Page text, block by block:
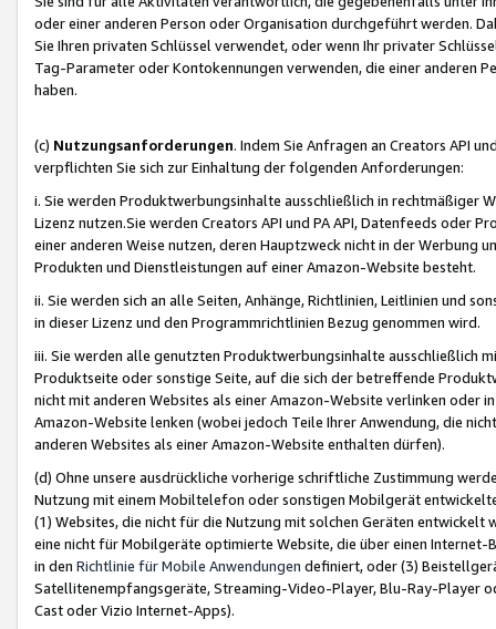
oder einer anderen Person oder Organisation durchgeführt werden.
Sie Ihren privaten Schlüssel verwendet, oder wenn Ihr privater
Tag-Parameter oder Kontokennungen verwenden, die einer anderen
haben.
(c) Nutzungsanforderungen. Indem Sie Anfragen an Creators API
verpflichten Sie sich zur Einhaltung der folgenden Anforderungen:
i. Sie werden Produktwerbungsinhalte ausschließlich in rechtmäßiger
Lizenz nutzen.Sie werden Creators API und PA API, Datenfeeds oder
einer anderen Weise nutzen, deren Hauptzweck nicht in der Werbung
Produkten und Dienstleistungen auf einer Amazon-Website besteht.
ii. Sie werden sich an alle Seiten, Anhänge, Richtlinien, Leitlinien und
in dieser Lizenz und den Programmrichtlinien Bezug genommen wird.
iii. Sie werden alle genutzten Produktwerbungsinhalte ausschließlich
Produktseite oder sonstige Seite, auf die sich der betreffende
nicht mit anderen Websites als einer Amazon-Website verlinken oder
Amazon-Website lenken (wobei jedoch Teile Ihrer Anwendung, die
anderen Websites als einer Amazon-Website enthalten dürfen).
(d) Ohne unsere ausdrückliche vorherige schriftliche Zustimmung
Nutzung mit einem Mobiltelefon oder sonstigen Mobilgerät
(1) Websites, die nicht für die Nutzung mit solchen Geräten
eine nicht für Mobilgeräte optimierte Website, die über einen
in den Richtlinie für Mobile Anwendungen definiert, oder (3)
Satellitenempfangsgeräte, Streaming-Video-Player, Blu-Ray-Player
Cast oder Vizio Internet-Apps).